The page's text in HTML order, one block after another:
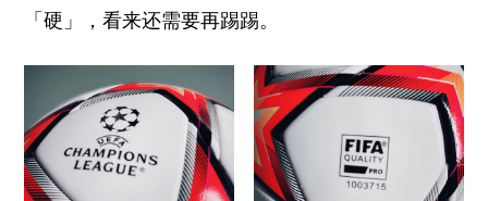
「硬」，看来还需要再踢踢。